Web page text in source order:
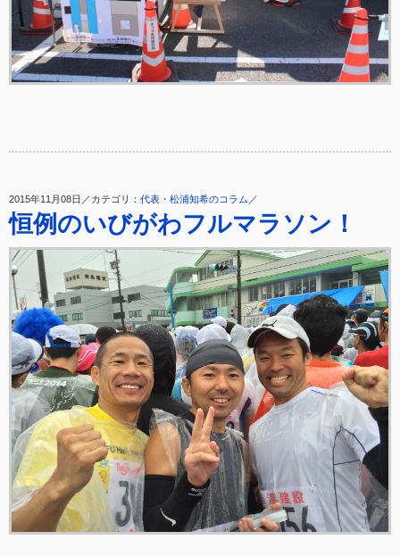
2015年11月08日／カテゴリ： 代表・松浦知希のコラム ／
恒例のいびがわフルマラソン！